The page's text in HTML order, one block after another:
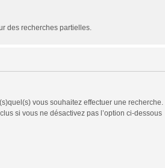
des recherches partielles.
vous souhaitez effectuer une recherche.
si vous ne désactivez pas l’option ci-dessous